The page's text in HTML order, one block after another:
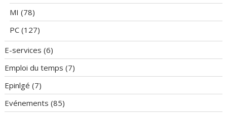
MI (78)
PC (127)
E-services (6)
Emploi du temps (7)
Epinlgé (7)
Evénements (85)